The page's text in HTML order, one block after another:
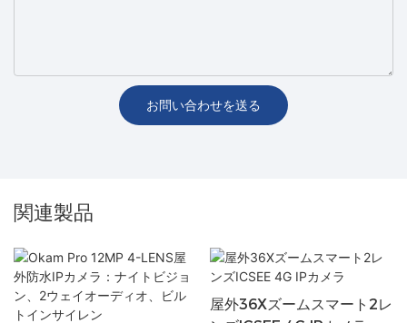
お問い合わせを送る
関連製品
屋外36Xズームスマート2レ